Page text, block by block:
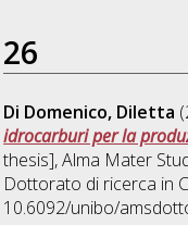
26
Di Domenico, Diletta
idrocarburi per la
thesis], Alma Mater
Dottorato di ricerca in
10.6092/unibo/